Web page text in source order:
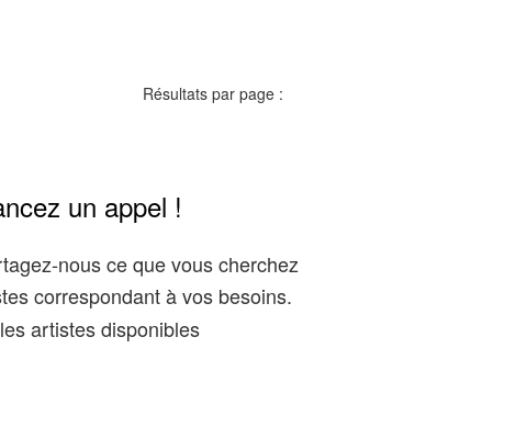
Résultats par page :
un appel !
nous ce que vous cherchez
correspondant à vos besoins.
artistes disponibles